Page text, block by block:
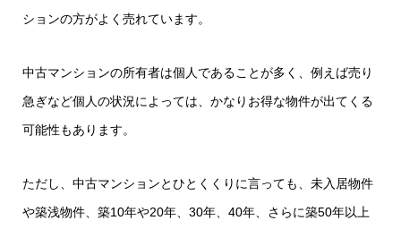
ションの方がよく売れています。
中古マンションの所有者は個人であることが多く、例えば売り
急ぎなど個人の状況によっては、かなりお得な物件が出てくる
可能性もあります。
ただし、中古マンションとひとくくりに言っても、未入居物件
や築浅物件、築10年や20年、30年、40年、さらに築50年以上